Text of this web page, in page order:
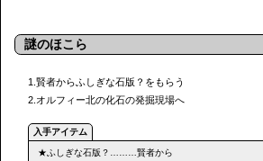
謎のほこら
1.賢者からふしぎな石版？をもらう
2.オルフィー北の化石の発掘現場へ
★ふしぎな石版？………賢者から